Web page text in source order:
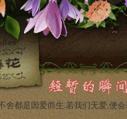
舍都是因爱而生.若我们无爱,便